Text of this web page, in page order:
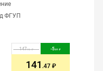
ФГУП
147.16 -5.69
141 .47